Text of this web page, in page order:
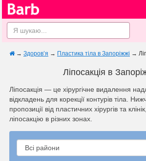
→ Здоров’я → Пластика тіла в Запоріжжі →
Ліпосакція в
Ліпосакція — це хірургічне видалення
відкладень для корекції контурів тіла.
пропозиції від пластичних хірургів та
ліпосакцію в різних зонах.